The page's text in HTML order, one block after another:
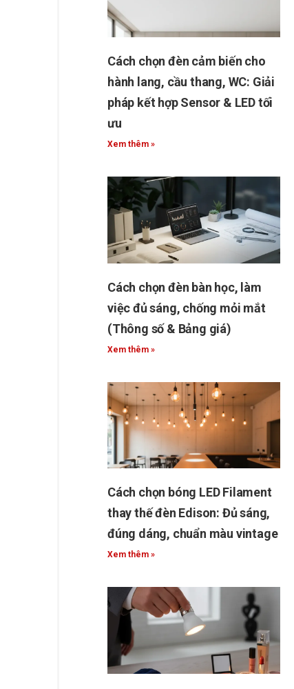
Cách chọn đèn cảm biến cho
hành lang, cầu thang, WC: Giải
pháp kết hợp Sensor & LED tối
ưu
Xem thêm »
Cách chọn đèn bàn học, làm
việc đủ sáng, chống mỏi mắt
(Thông số & Bảng giá)
Xem thêm »
Cách chọn bóng LED Filament
thay thế đèn Edison: Đủ sáng,
đúng dáng, chuẩn màu vintage
Xem thêm »